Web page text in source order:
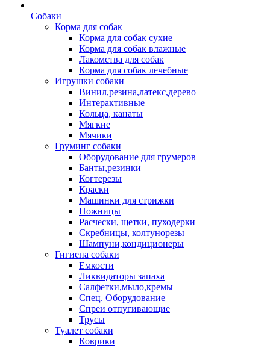
Собаки
Корма для собак
Корма для собак сухие
Корма для собак влажные
Лакомства для собак
Корма для собак лечебные
Игрушки собаки
Винил,резина,латекс,дерево
Интерактивные
Кольца, канаты
Мягкие
Мячики
Груминг собаки
Оборудование для грумеров
Банты,резинки
Когтерезы
Краски
Машинки для стрижки
Ножницы
Расчески, щетки, пуходерки
Скребницы, колтунорезы
Шампуни,кондиционеры
Гигиена собаки
Емкости
Ликвидаторы запаха
Салфетки,мыло,кремы
Спец. Оборудование
Спреи отпугивающие
Трусы
Туалет собаки
Коврики